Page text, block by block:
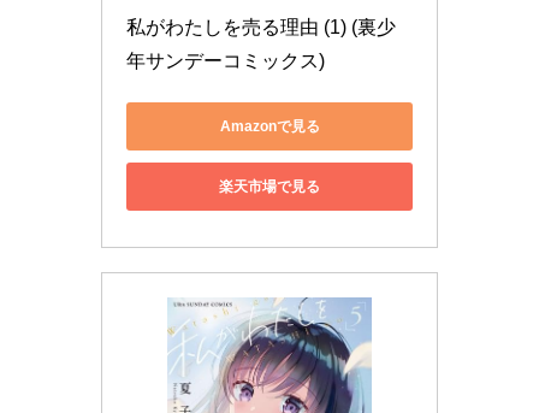
私がわたしを売る理由 (1) (裏少
年サンデーコミックス)
Amazonで見る
楽天市場で見る